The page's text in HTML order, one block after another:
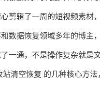
剪辑了一周的短视频素材
数据恢复领域多年的博主
一通，不是操作复杂就是
清空恢复 的几种核心方